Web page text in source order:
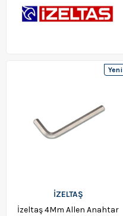
İZELTAŞ
İzeltaş 4Mm Allen Anahtar
Yeni